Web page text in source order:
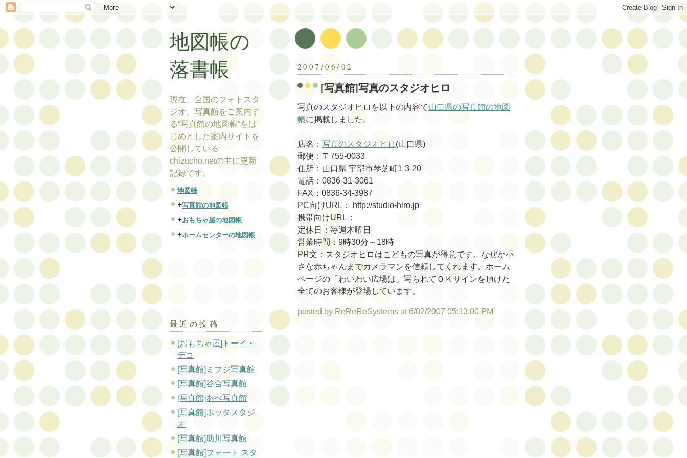
2007/06/02
[写真館]写真のスタジオヒロ
写真のスタジオヒロを以下の内容で山口県の写真館の地図
帳に掲載しました。
店名： 写真のスタジオヒロ (山口県)
郵便：〒755-0033
住所：山口県 宇部市琴芝町1-3-20
電話：0836-31-3061
FAX：0836-34-3987
PC向けURL： http://studio-hiro.jp
携帯向けURL：
定休日：毎週木曜日
営業時間：9時30分～18時
PR文：スタジオヒロはこどもの写真が得意です。なぜか小
さな赤ちゃんまでカメラマンを信頼してくれます。ホーム
ページの「わいわい広場は」写られてＯＫサインを頂けた
全てのお客様が登場しています。
posted by ReReReSystems at 6/02/2007 05:13:00 PM
地図帳の
落書帳
現在、全国のフォトスタ
ジオ、写真館をご案内す
る”写真館の地図帳”をは
じめとした案内サイトを
公開している
chizucho.netの主に更新
記録です。
地図帳
+写真館の地図帳
+おもちゃ屋の地図帳
+ホームセンターの地図帳
最近の投稿
[おもちゃ屋]トーイ・
デコ
[写真館]ミフジ写真館
[写真館]谷合写真館
[写真館]あべ写真館
[写真館]ホッタスタジ
オ
[写真館]助川写真館
[写真館]フォート スタ